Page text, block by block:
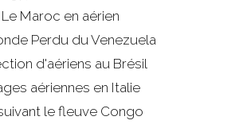
Le Maroc en aérien
Perdu du Venezuela
d'aériens au Brésil
aériennes en Italie
le fleuve Congo